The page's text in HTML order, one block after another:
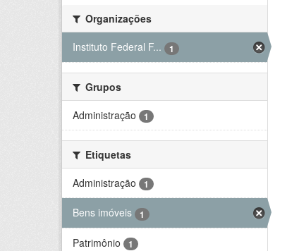
Organizações
Instituto Federal F...
1
Grupos
Administração
1
Etiquetas
Administração
1
Bens imóveis 1
Patrimônio 1